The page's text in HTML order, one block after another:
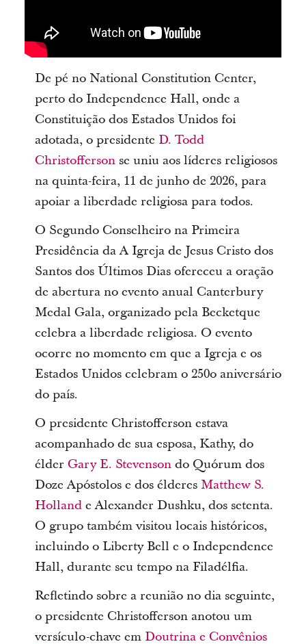
De pé no National Constitution Center,
perto do Independence Hall, onde a
Constituição dos Estados Unidos foi
adotada, o presidente D. Todd
Christoffersonse uniu aos líderes religiosos
na quinta-feira, 11 de junho de 2026, para
apoiar a liberdade religiosa para todos.
O Segundo Conselheiro na Primeira
Presidência da A Igreja de Jesus Cristo dos
Santos dos Últimos Dias ofereceu a oração
de abertura no evento anual Canterbury
Medal Gala, organizado pela Becketque
celebra a liberdade religiosa. O evento
ocorre no momento em que a Igreja e os
Estados Unidos celebram o 250o aniversário
do país.
O presidente Christofferson estava
acompanhado de sua esposa, Kathy, do
élder Gary E. Stevensondo Quórum dos
Doze Apóstolos e dos élderes Matthew S.
Hollande Alexander Dushku, dos setenta.
O grupo também visitou locais históricos,
incluindo o Liberty Bell e o Independence
Hall, durante seu tempo na Filadélfia.
Refletindo sobre a reunião no dia seguinte,
o presidente Christofferson anotou um
versículo-chave em Doutrina e Convênios